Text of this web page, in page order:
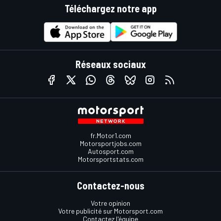
Téléchargez notre app
Réseaux sociaux
fr.Motor1.com
Motorsportjobs.com
Autosport.com
Motorsportstats.com
Contactez-nous
Votre opinion
Votre publicité sur Motorsport.com
Contactez l'équipe